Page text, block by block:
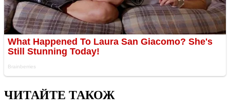
ЧИТАЙТЕ ТАКОЖ